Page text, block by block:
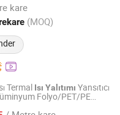
kare
(MOQ)
Termal Isı Yalıtımı Yansıtıcı
Folyo/PET/PE
Ltd.